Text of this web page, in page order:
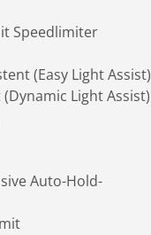
Speedlimiter
(Easy Light Assist)
Light Assist)
Auto-Hold­